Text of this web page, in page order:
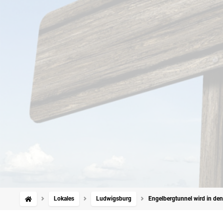
Lokales Ludwigsburg Engelbergtunnel wird in